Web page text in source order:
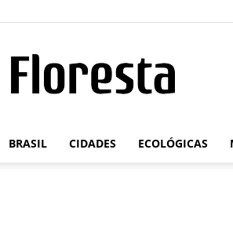
BRASIL CIDADES ECOLÓGICAS